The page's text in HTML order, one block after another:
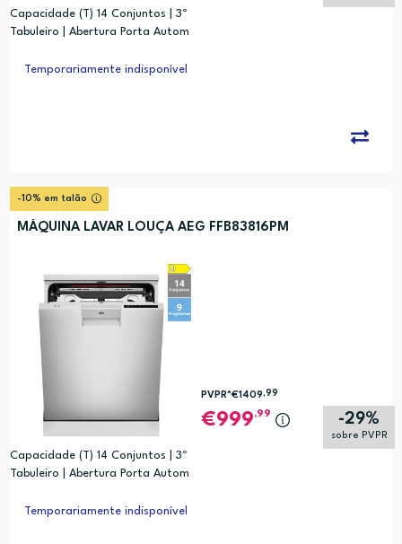
Capacidade (T) 14 Conjuntos | 3º
Tabuleiro | Abertura Porta Autom
Temporariamente indisponível
-10% em talão
MÁQUINA LAVAR LOUÇA AEG FFB83816PM
Capacidade (T) 14 Conjuntos | 3º
Tabuleiro | Abertura Porta Autom
-29%
sobre PVPR
PVPR*€1409,99
999,99
Temporariamente indisponível